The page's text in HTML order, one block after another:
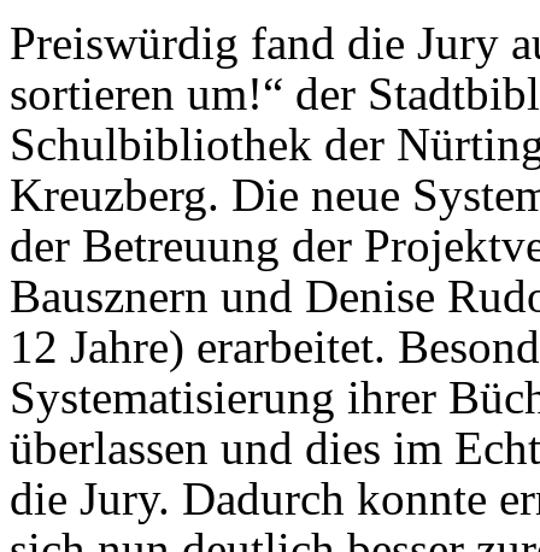
Preiswürdig fand die Jury
sortieren um!“ der
Schulbibliothek der
Kreuzberg. Die neue
der Betreuung der
Bausznern und Denise
12 Jahre) erarbeitet.
Systematisierung ihrer
überlassen und dies im
die Jury. Dadurch konnte